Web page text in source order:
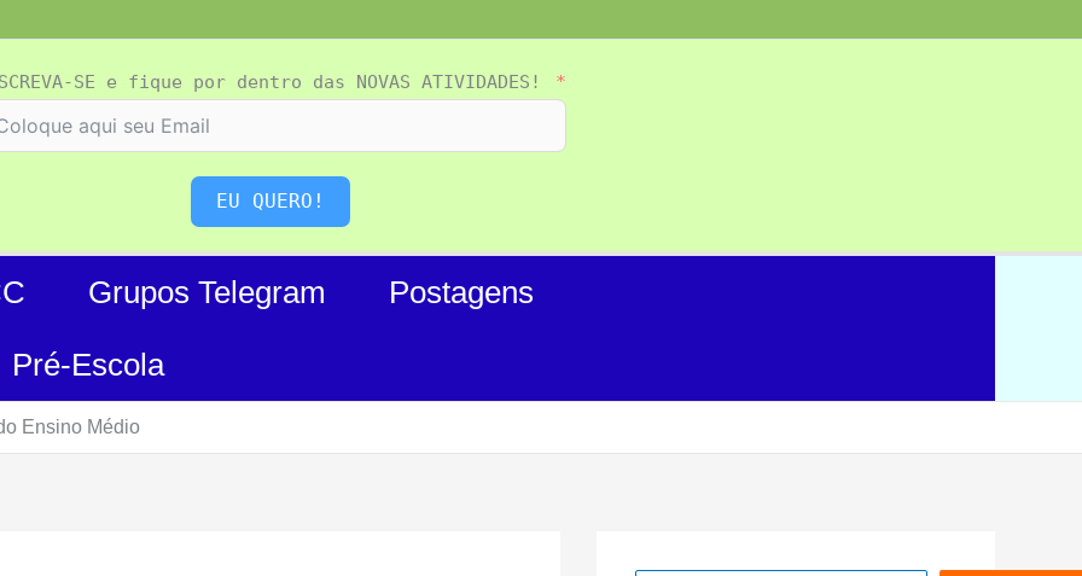
SE e fique por dentro das NOVAS ATIVIDADES!
EU QUERO!
Grupos Telegram
Postagens
Pré-Escola
Ensino Médio